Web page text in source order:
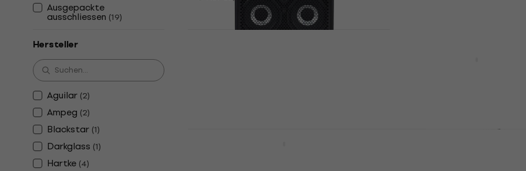
Ausgepackte
ausschliessen (19)
Hersteller
Aguilar (2)
Ampeg (2)
Blackstar (1)
Darkglass (1)
Hartke (4)
Markbass MB58R 104